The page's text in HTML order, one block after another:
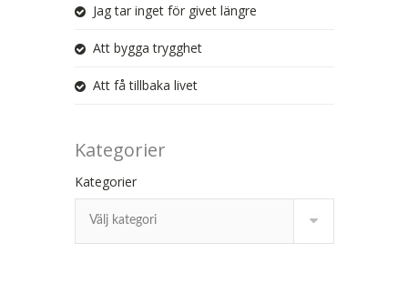
Jag tar inget för givet längre
Att bygga trygghet
Att få tillbaka livet
Kategorier
Kategorier